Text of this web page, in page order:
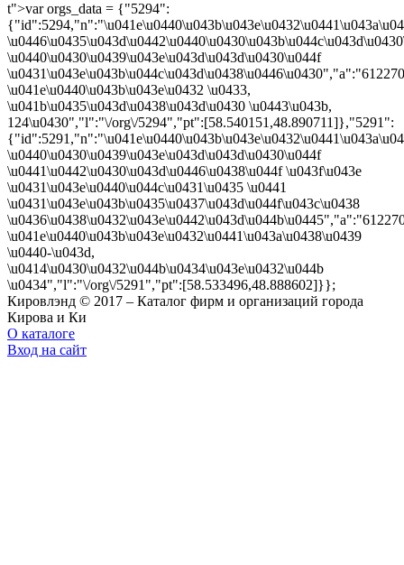
t">var orgs_data = {"5294":
\u0440\u0430\u0439\u043e\u043d\u043d\u0430\u044f
\u041e\u0440\u043b\u043e\u0432 \u0433,
\u041b\u0435\u043d\u0438\u043d\u0430 \u0443\u043b,
124\u0430","l":"\/org\/5294","pt":[58.540151,48.890711]},"5291":
\u0440\u0430\u0439\u043e\u043d\u043d\u0430\u044f
\u0441\u0442\u0430\u043d\u0446\u0438\u044f \u043f\u043e
\u0431\u043e\u0440\u044c\u0431\u0435 \u0441
\u0431\u043e\u043b\u0435\u0437\u043d\u044f\u043c\u0438
\u041e\u0440\u043b\u043e\u0432\u0441\u043a\u0438\u0439
\u0440-\u043d,
\u0414\u0430\u0432\u044b\u0434\u043e\u0432\u044b
\u0434","l":"\/org\/5291","pt":[58.533496,48.888602]}};
Кировлэнд © 2017 – Каталог фирм и организаций города
Кирова и Ки
О каталоге
Вход на сайт